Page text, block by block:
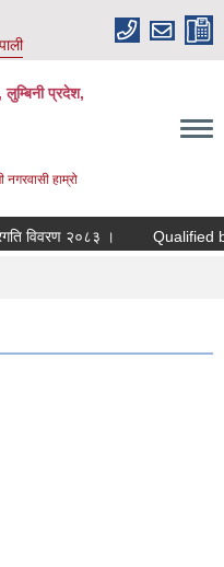
लुम्बिनी प्रदेश,
हाम्रो
चौथो त्रैमासिक प्रगति विवरण २०८३ । Qualified